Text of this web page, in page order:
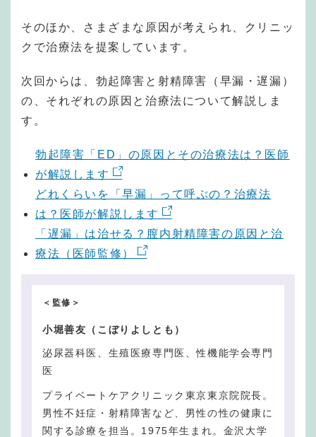
そのほか、さまざまな原因が考えられ、クリニッ
クで治療法を提案しています。
次回からは、勃起障害と射精障害（早漏・遅漏）
の、それぞれの原因と治療法について解説しま
す。
勃起障害「ED」の原因とその治療法は？医師
が解説します
どれくらいを「早漏」って呼ぶの？治療法
は？医師が解説します
「遅漏」は治せる？膣内射精障害の原因と治
療法（医師監修）
＜監修＞
小堀善友（こぼりよしとも）
泌尿器科医、生殖医療専門医、性機能学会専門
医
プライベートケアクリニック東京東京院院長。
男性不妊症・射精障害など、男性の性の健康に
関する診療を担当。1975年生まれ。金沢大学